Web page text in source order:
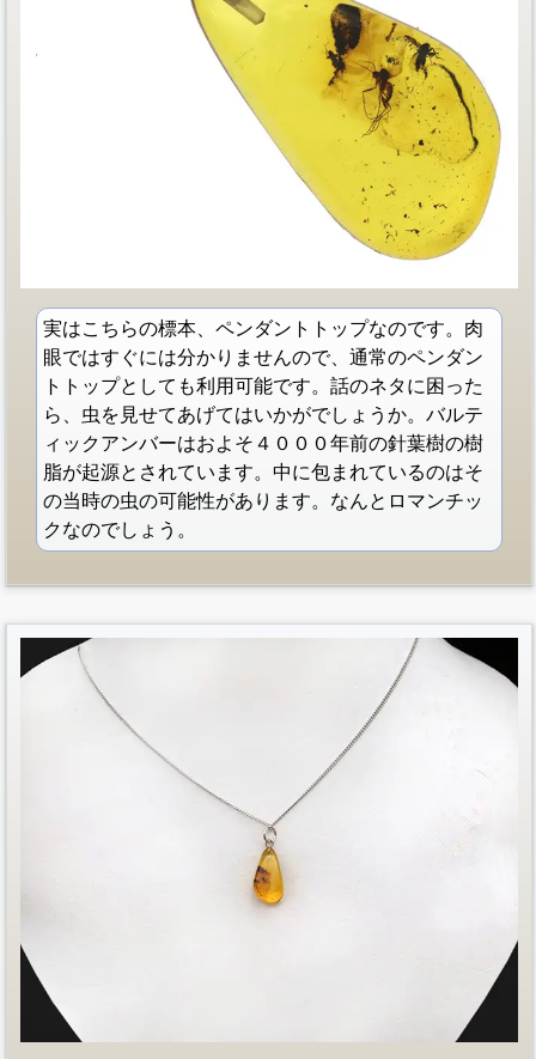
実はこちらの標本、ペンダントトップなのです。肉
眼ではすぐには分かりませんので、通常のペンダン
トトップとしても利用可能です。話のネタに困った
ら、虫を見せてあげてはいかがでしょうか。バルテ
ィックアンバーはおよそ４０００年前の針葉樹の樹
脂が起源とされています。中に包まれているのはそ
の当時の虫の可能性があります。なんとロマンチッ
クなのでしょう。